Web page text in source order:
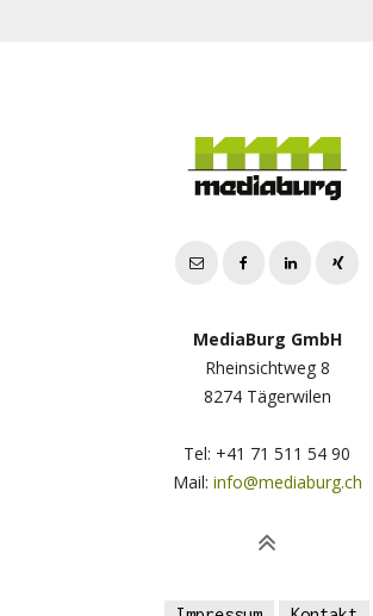
MediaBurg GmbH
Rheinsichtweg 8
8274 Tägerwilen
Tel: +41 71 511 54 90
Mail: info@mediaburg.ch